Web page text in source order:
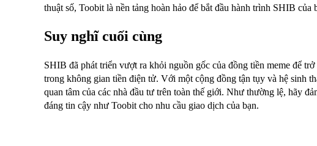
thuật số, Toobit là nền tảng hoàn hảo để bắt đầu hành trình SHIB của
Suy nghĩ cuối cùng
SHIB đã phát triển vượt ra khỏi nguồn gốc của đồng tiền meme để
trong không gian tiền điện tử. Với một cộng đồng tận tụy và hệ sinh
quan tâm của các nhà đầu tư trên toàn thế giới. Như thường lệ, hãy
đáng tin cậy như Toobit cho nhu cầu giao dịch của bạn.